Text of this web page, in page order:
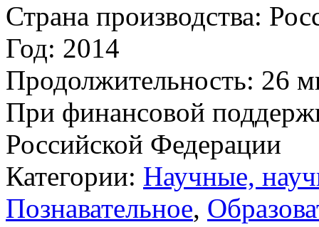
Страна производства:
Год: 2014
Продолжительность: 26
При финансовой
Российской Федерации
Категории: Научные,
Познавательное,